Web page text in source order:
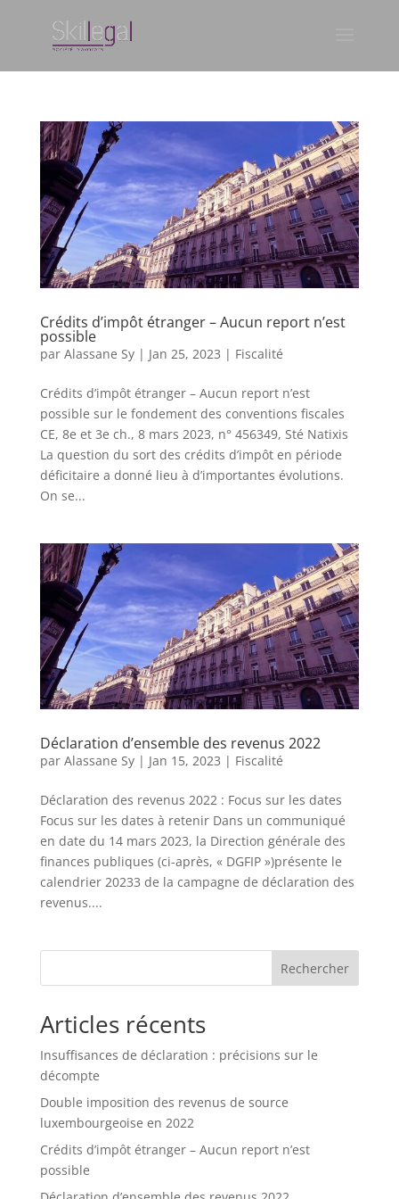
Crédits d’impôt étranger – Aucun report n’est
possible
par Alassane Sy| Jan 25, 2023 | Fiscalité
Crédits d’impôt étranger – Aucun report n’est
possible sur le fondement des conventions fiscales
CE, 8e et 3e ch., 8 mars 2023, n° 456349, Sté Natixis
La question du sort des crédits d’impôt en période
déficitaire a donné lieu à d’importantes évolutions.
On se...
Déclaration d’ensemble des revenus 2022
par Alassane Sy| Jan 15, 2023 | Fiscalité
Déclaration des revenus 2022 : Focus sur les dates
Focus sur les dates à retenir Dans un communiqué
en date du 14 mars 2023, la Direction générale des
finances publiques (ci-après, « DGFIP »)présente le
calendrier 20233 de la campagne de déclaration des
revenus....
Rechercher
Articles récents
Insuffisances de déclaration : précisions sur le
décompte
Double imposition des revenus de source
luxembourgeoise en 2022
Crédits d’impôt étranger – Aucun report n’est
possible